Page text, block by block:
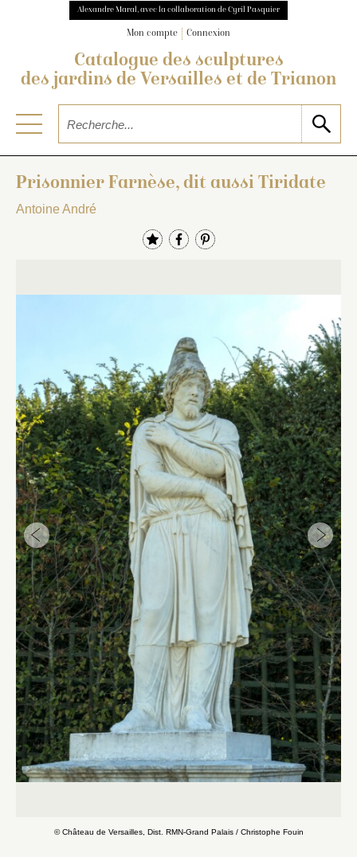
Alexandre Maral, avec la collaboration de Cyril Pasquier
Mon compte Connexion
Catalogue des sculptures
des jardins de Versailles et de Trianon
Prisonnier Farnèse, dit aussi Tiridate
Antoine André
© Château de Versailles, Dist. RMN-Grand Palais / Christophe Fouin